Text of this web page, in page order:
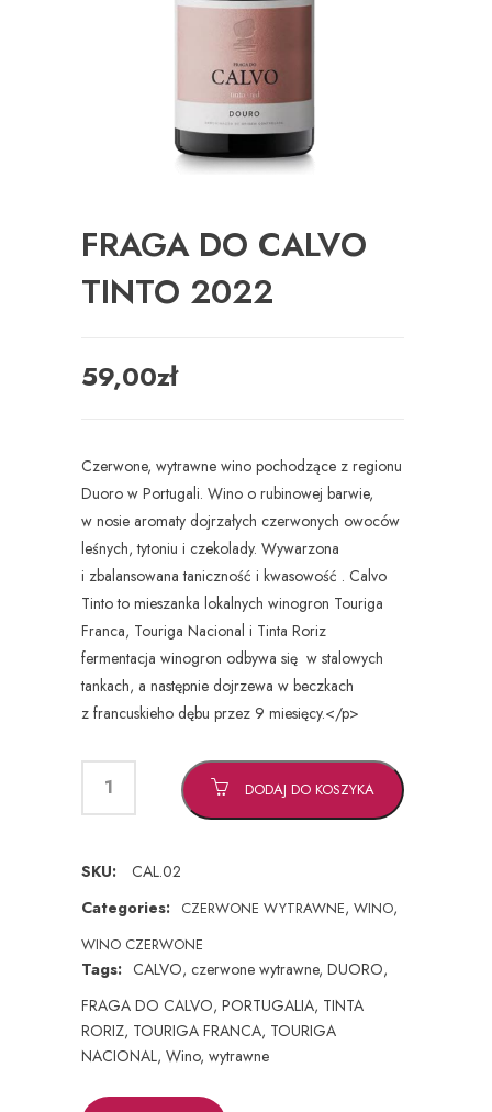
FRAGA DO CALVO
TINTO 2022
59,00zł
Czerwone, wytrawne wino pochodzące z regionu
Duoro w Portugali. Wino o rubinowej barwie,
w nosie aromaty dojrzałych czerwonych owoców
leśnych, tytoniu i czekolady. Wywarzona
i zbalansowana taniczność i kwasowość . Calvo
Tinto to mieszanka lokalnych winogron Touriga
Franca, Touriga Nacional i Tinta Roriz
fermentacja winogron odbywa się w stalowych
tankach, a następnie dojrzewa w beczkach
z francuskieho dębu przez 9 miesięcy.</p>
DODAJ DO KOSZYKA
SKU:
CAL.02
Categories: CZERWONE WYTRAWNE, WINO,
WINO CZERWONE
Tags: CALVO, czerwone wytrawne, DUORO,
FRAGA DO CALVO, PORTUGALIA, TINTA
RORIZ, TOURIGA FRANCA, TOURIGA
NACIONAL, Wino, wytrawne